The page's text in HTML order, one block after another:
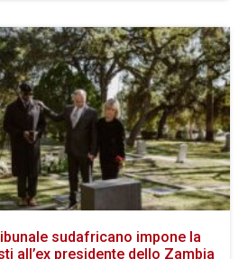
sudafricano impone la
all’ex presidente dello Zambia